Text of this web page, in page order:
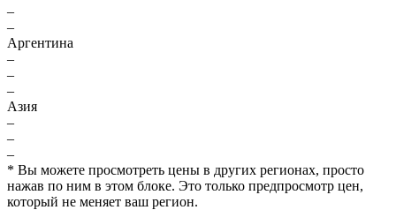
–
–
Аргентина
–
–
–
Азия
–
–
–
* Вы можете просмотреть цены в других регионах, просто
нажав по ним в этом блоке. Это только предпросмотр цен,
который не меняет ваш регион.